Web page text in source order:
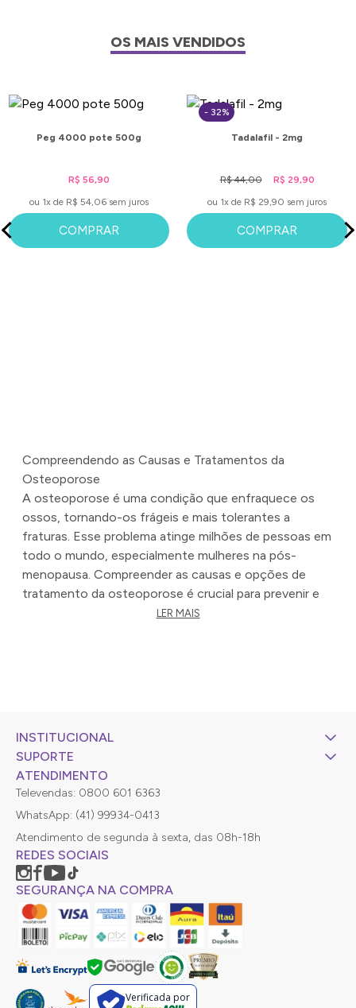
OS MAIS VENDIDOS
Peg 4000 pote 500g
R$ 56,90
ou 1x de R$ 54,06 sem juros
COMPRAR
- 32%
Tadalafil - 2mg
R$ 44,00
R$ 29,90
ou 1x de R$ 29,90 sem juros
COMPRAR
Compreendendo as Causas e Tratamentos da
Osteoporose
A osteoporose é uma condição que enfraquece os
ossos, tornando-os frágeis e mais tolerantes a
fraturas. Esse problema atinge milhões de pessoas em
todo o mundo, especialmente mulheres na pós-
menopausa. Compreender as causas e opções de
tratamento da osteoporose é crucial para prevenir e
gerenciar essa condição.
velocidade das células que os decompõem
(osteoclastos), ocorre uma perda de massa óssea.
Dentre as principais causas, encontram-se a
consumo excessivo de álcool, o tabagismo e uma
dieta pobre em cálcio e vitamina D. Além disso, certas
condições médicas e medicamentosas podem
aumentar o risco de osteoporose.
Entender as causas da osteoporose é a chave para
uma prevenção eficaz.Práticas saudáveis, como uma
dieta rica em cálcio e vitamina D, atividade física
regular, moderação no consumo de álcool e evitar o
tabaco, podem ajudar a reduzir o risco de desenvolver
a doença.
LER MAIS
INSTITUCIONAL
SUPORTE
ATENDIMENTO
Televendas: 0800 601 6363
WhatsApp: (41) 99934-0413
Atendimento de segunda à sexta, das 08h-18h
REDES SOCIAIS
SEGURANÇA NA COMPRA
Verificada por